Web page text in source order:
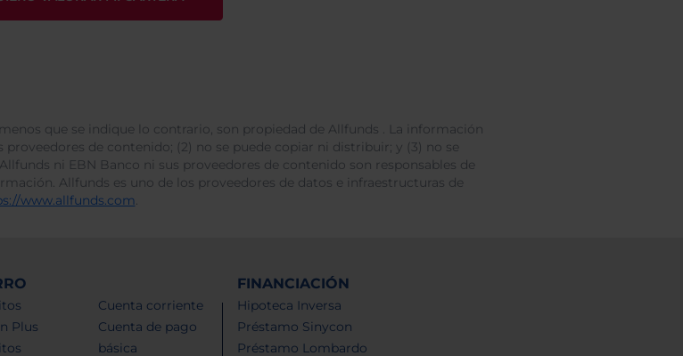
que se indique lo contrario, son propiedad de Allfunds . La información
de contenido; (2) no se puede copiar ni distribuir; y (3) no se
ni EBN Banco ni sus proveedores de contenido son responsables de
Allfunds es uno de los proveedores de datos e infraestructuras de
www.allfunds.com.
Plus
Cuenta corriente
Cuenta de pago
básica
FINANCIACIÓN
Hipoteca Inversa
Préstamo Sinycon
Préstamo Lombardo